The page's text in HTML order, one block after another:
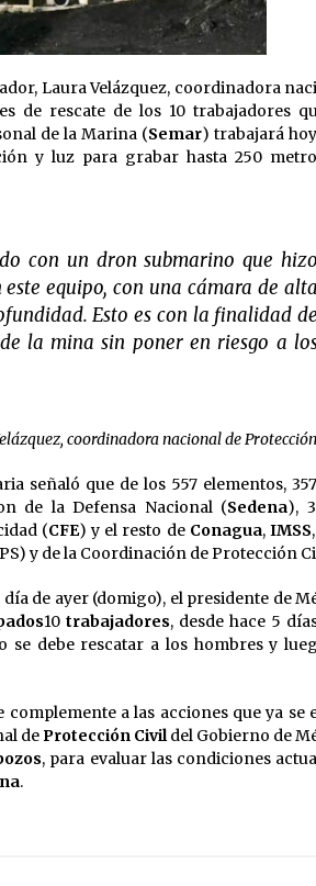
Laura Velázquez, coordinadora
de rescate de los 10 trabajadores
de la Marina (Semar) trabajará
y luz para grabar hasta 250
con un dron submarino que hizo
equipo, con una cámara de alta
Esto es con la finalidad de
la mina sin poner en riesgo a
coordinadora nacional de
señaló que de los 557 elementos,
de la Defensa Nacional (Sedena),
(CFE) y el resto de Conagua, IMSS
y de la Coordinación de Protección
de ayer (domigo), el presidente de
10trabajadores, desde hace 5
debe rescatar a los hombres y
complemente a las acciones que ya se
deProtección Civildel Gobierno de
, para evaluar las condiciones
.